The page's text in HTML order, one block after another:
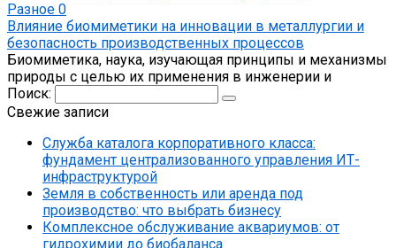
Разное 0
Влияние биомиметики на инновации в металлургии и
безопасность производственных процессов
Биомиметика, наука, изучающая принципы и механизмы
природы с целью их применения в инженерии и
Поиск:
Свежие записи
Служба каталога корпоративного класса:
фундамент централизованного управления ИТ-
инфраструктурой
Земля в собственность или аренда под
производство: что выбрать бизнесу
Комплексное обслуживание аквариумов: от
гидрохимии до биобаланса